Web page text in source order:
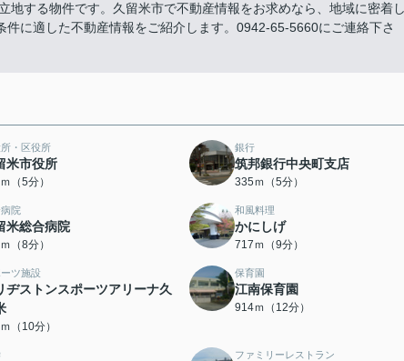
地する物件です。久留米市で不動産情報をお求めなら、地域に密着
に適した不動産情報をご紹介します。0942-65-5660にご連絡下さ
・区役所
米市役所
（5分）
銀行
筑邦銀行中央町支店
335ｍ（5分）
院
米総合病院
（8分）
和風料理
かにしげ
717ｍ（9分）
ーツ施設
ヂストンスポーツアリーナ久
（10分）
保育園
江南保育園
914ｍ（12分）
ファミリーレストラン